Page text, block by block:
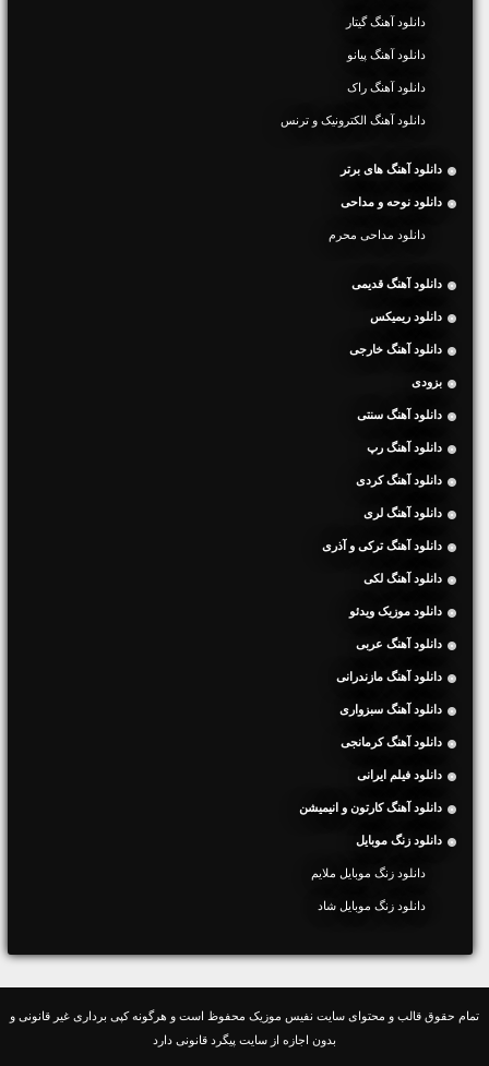
دانلود آهنگ گیتار
دانلود آهنگ پیانو
دانلود آهنگ راک
دانلود آهنگ الکترونیک و ترنس
دانلود آهنگ های برتر
دانلود نوحه و مداحی
دانلود مداحی محرم
دانلود آهنگ قدیمی
دانلود ریمیکس
دانلود آهنگ خارجی
بزودی
دانلود آهنگ سنتی
دانلود آهنگ رپ
دانلود آهنگ کردی
دانلود آهنگ لری
دانلود آهنگ ترکی و آذری
دانلود آهنگ لکی
دانلود موزیک ویدئو
دانلود آهنگ عربی
دانلود آهنگ مازندرانی
دانلود آهنگ سبزواری
دانلود آهنگ کرمانجی
دانلود فیلم ایرانی
دانلود آهنگ کارتون و انیمیشن
دانلود زنگ موبایل
دانلود زنگ موبایل ملایم
دانلود زنگ موبایل شاد
تمام حقوق قالب و محتوای سایت نفیس موزیک محفوظ است و هرگونه کپی برداری غیر قانونی و
بدون اجازه از سایت پیگرد قانونی دارد